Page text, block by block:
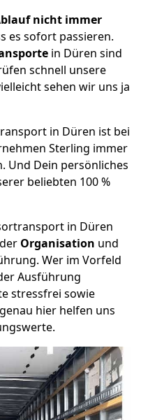
nicht immer
es sofort passieren.
in Düren sind
schnell unsere
sehen wir uns ja
in Düren ist bei
Sterling immer
Und Dein persönliches
beliebten 100 %
in Düren
Organisation und
Wer im Vorfeld
Ausführung
stressfrei sowie
hier helfen uns